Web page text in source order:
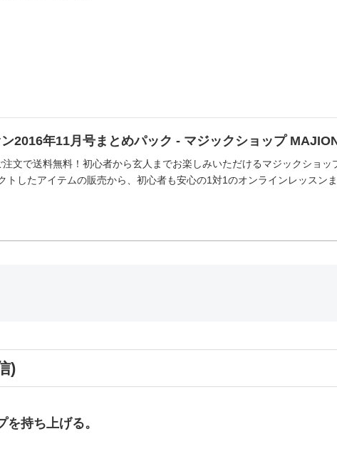
2016年11月号まとめパック - マジックショップ
注文で送料無料！初心者から玄人までお楽しみいただけるマジックショ
トしたアイテムの販売から、初心者も安心の1対1のオンラインレッスン
)
持ち上げる。